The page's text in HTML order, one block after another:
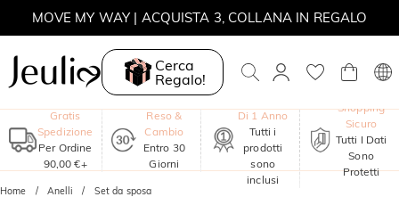
MOVE MY WAY | ACQUISTA 3, COLLANA IN REGALO
Cerca
Regalo!
Gratis
Spedizione
Per Ordine
90,00 €+
Reso &
Cambio
Entro 30
Giorni
Di 1 Anno
Tutti i
prodotti
sono
inclusi
Shopping
Sicuro
Tutti I Dati
Sono
Protetti
Home Anelli Set da sposa